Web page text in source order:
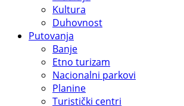
Kultura
Duhovnost
Putovanja
Banje
Etno turizam
Nacionalni parkovi
Planine
Turistički centri